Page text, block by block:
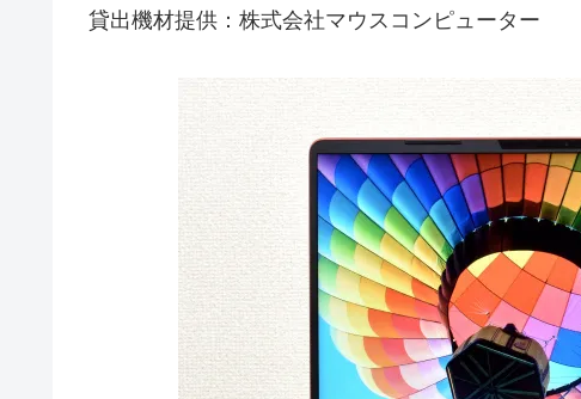
貸出機材提供：株式会社マウスコンピューター